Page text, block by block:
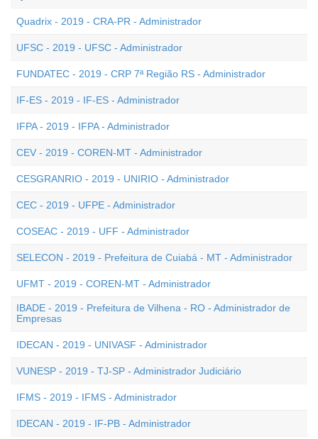
Quadrix - 2019 - CRA-PR - Administrador
UFSC - 2019 - UFSC - Administrador
FUNDATEC - 2019 - CRP 7ª Região RS - Administrador
IF-ES - 2019 - IF-ES - Administrador
IFPA - 2019 - IFPA - Administrador
CEV - 2019 - COREN-MT - Administrador
CESGRANRIO - 2019 - UNIRIO - Administrador
CEC - 2019 - UFPE - Administrador
COSEAC - 2019 - UFF - Administrador
SELECON - 2019 - Prefeitura de Cuiabá - MT - Administrador
UFMT - 2019 - COREN-MT - Administrador
IBADE - 2019 - Prefeitura de Vilhena - RO - Administrador de
Empresas
IDECAN - 2019 - UNIVASF - Administrador
VUNESP - 2019 - TJ-SP - Administrador Judiciário
IFMS - 2019 - IFMS - Administrador
IDECAN - 2019 - IF-PB - Administrador